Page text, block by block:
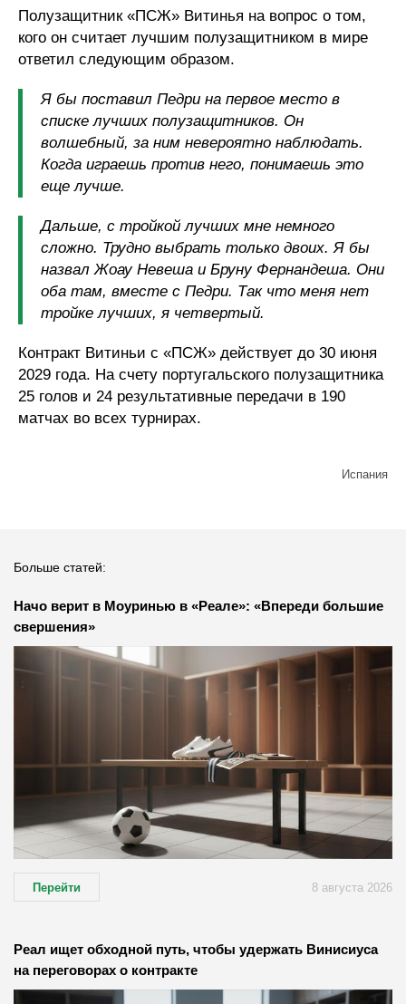
Полузащитник «ПСЖ» Витинья на вопрос о том,
кого он считает лучшим полузащитником в мире
ответил следующим образом.
Я бы поставил Педри на первое место в
списке лучших полузащитников. Он
волшебный, за ним невероятно наблюдать.
Когда играешь против него, понимаешь это
еще лучше.
Дальше, с тройкой лучших мне немного
сложно. Трудно выбрать только двоих. Я бы
назвал Жоау Невеша и Бруну Фернандеша. Они
оба там, вместе с Педри. Так что меня нет
тройке лучших, я четвертый.
Контракт Витиньи с «ПСЖ» действует до 30 июня
2029 года. На счету португальского полузащитника
25 голов и 24 результативные передачи в 190
матчах во всех турнирах.
Испания
Больше статей:
Начо верит в Моуринью в «Реале»: «Впереди большие
свершения»
Перейти 8 августа 2026
Реал ищет обходной путь, чтобы удержать Винисиуса
на переговорах о контракте